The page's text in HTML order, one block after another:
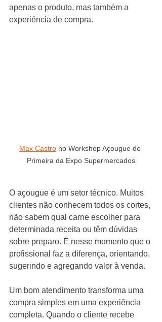
apenas o produto, mas também a
experiência de compra.
Max Castro no Workshop Açougue de
Primeira da Expo Supermercados
O açougue é um setor técnico. Muitos
clientes não conhecem todos os cortes,
não sabem qual carne escolher para
determinada receita ou têm dúvidas
sobre preparo. É nesse momento que o
profissional faz a diferença, orientando,
sugerindo e agregando valor à venda.
Um bom atendimento transforma uma
compra simples em uma experiência
completa. Quando o cliente recebe